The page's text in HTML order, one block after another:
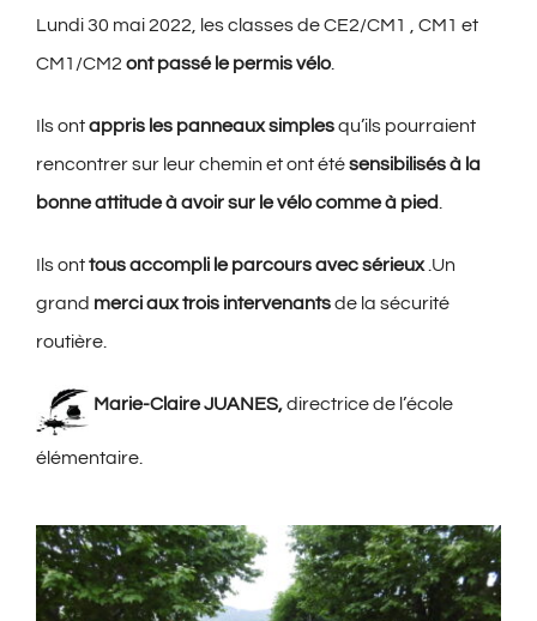
Lundi 30 mai 2022, les classes de CE2/CM1 , CM1 et
CM1/CM2 ont passé le permis vélo.
Ils ontappris les panneaux simplesqu’ils pourraient
rencontrer sur leur chemin et ont étésensibilisés à la
bonne attitude à avoir sur le vélo comme à pied
Ils onttous accompli le parcours avec sérieux.Un
grand merci aux trois intervenantsde la sécurité
routière.
Marie-Claire JUANES,directrice de l’école
élémentaire.